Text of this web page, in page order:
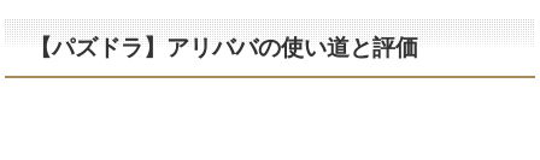
【パズドラ】アリババの使い道と評価